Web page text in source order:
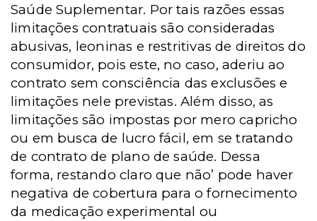
Saúde Suplementar. Por tais razões essas
limitações contratuais são consideradas
abusivas, leoninas e restritivas de direitos do
consumidor, pois este, no caso, aderiu ao
contrato sem consciência das exclusões e
limitações nele previstas. Além disso, as
limitações são impostas por mero capricho
ou em busca de lucro fácil, em se tratando
de contrato de plano de saúde. Dessa
forma, restando claro que não’ pode haver
negativa de cobertura para o fornecimento
da medicação experimental ou